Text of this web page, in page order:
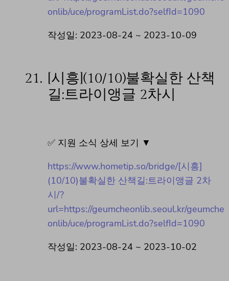
onlib/uce/programList.do?selfId=1090
작성일: 2023-08-24 ~ 2023-10-09
21. [시흥](10/10)불확실한 산책
길:트라이앵글 2차시
✅ 지원 소식 상세 보기 ▼
https://www.hometip.so/bridge/[시흥]
(10/10)불확실한 산책길:트라이앵글 2차
시/?
url=https://geumcheonlib.seoul.kr/geumche
onlib/uce/programList.do?selfId=1090
작성일: 2023-08-24 ~ 2023-10-02